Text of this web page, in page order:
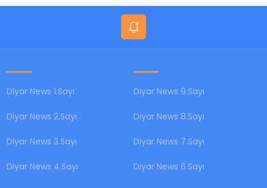
Diyar News 1.Sayı
Diyar News 2.Sayı
Diyar News 3.Sayı
Diyar News 4.Sayı
Diyar News 9.Sayı
Diyar News 8.Sayı
Diyar News 7.Sayı
Diyar News 6.Sayı